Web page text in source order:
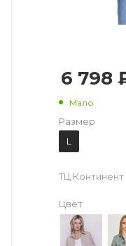
6 798
Мало
Размер
L
ТЦ Континент
Цвет